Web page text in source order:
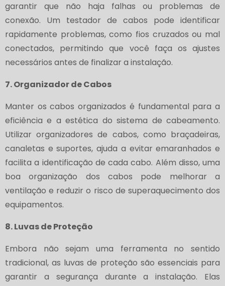
garantir que não haja falhas ou problemas de
conexão. Um testador de cabos pode identificar
rapidamente problemas, como fios cruzados ou mal
conectados, permitindo que você faça os ajustes
necessários antes de finalizar a instalação.
7. Organizador de Cabos
Manter os cabos organizados é fundamental para a
eficiência e a estética do sistema de cabeamento.
Utilizar organizadores de cabos, como braçadeiras,
canaletas e suportes, ajuda a evitar emaranhados e
facilita a identificação de cada cabo. Além disso, uma
boa organização dos cabos pode melhorar a
ventilação e reduzir o risco de superaquecimento dos
equipamentos.
8. Luvas de Proteção
Embora não sejam uma ferramenta no sentido
tradicional, as luvas de proteção são essenciais para
garantir a segurança durante a instalação. Elas